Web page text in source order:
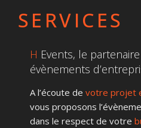
SERVICES
H Events, le
évènements
A l’écoute de votre projet
vous proposons
dans le respect de votre